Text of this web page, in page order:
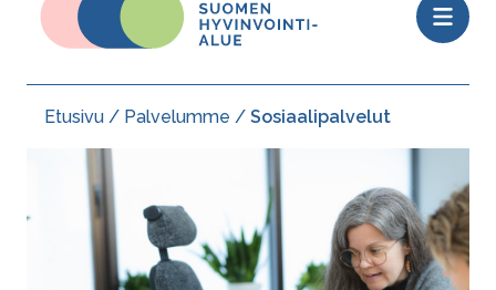
Open
menu
Murupolku
Etusivu Palvelumme Sosiaalipalvelut